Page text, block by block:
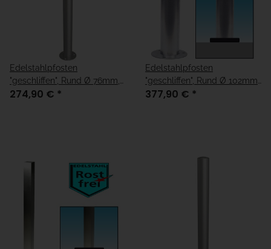
Edelstahlpfosten
"geschliffen", Rund Ø 76mm,
Überflur 900mm
274,90 € *
Edelstahlpfosten
"geschliffen", Rund Ø 102mm,
Überflur 900mm
377,90 € *